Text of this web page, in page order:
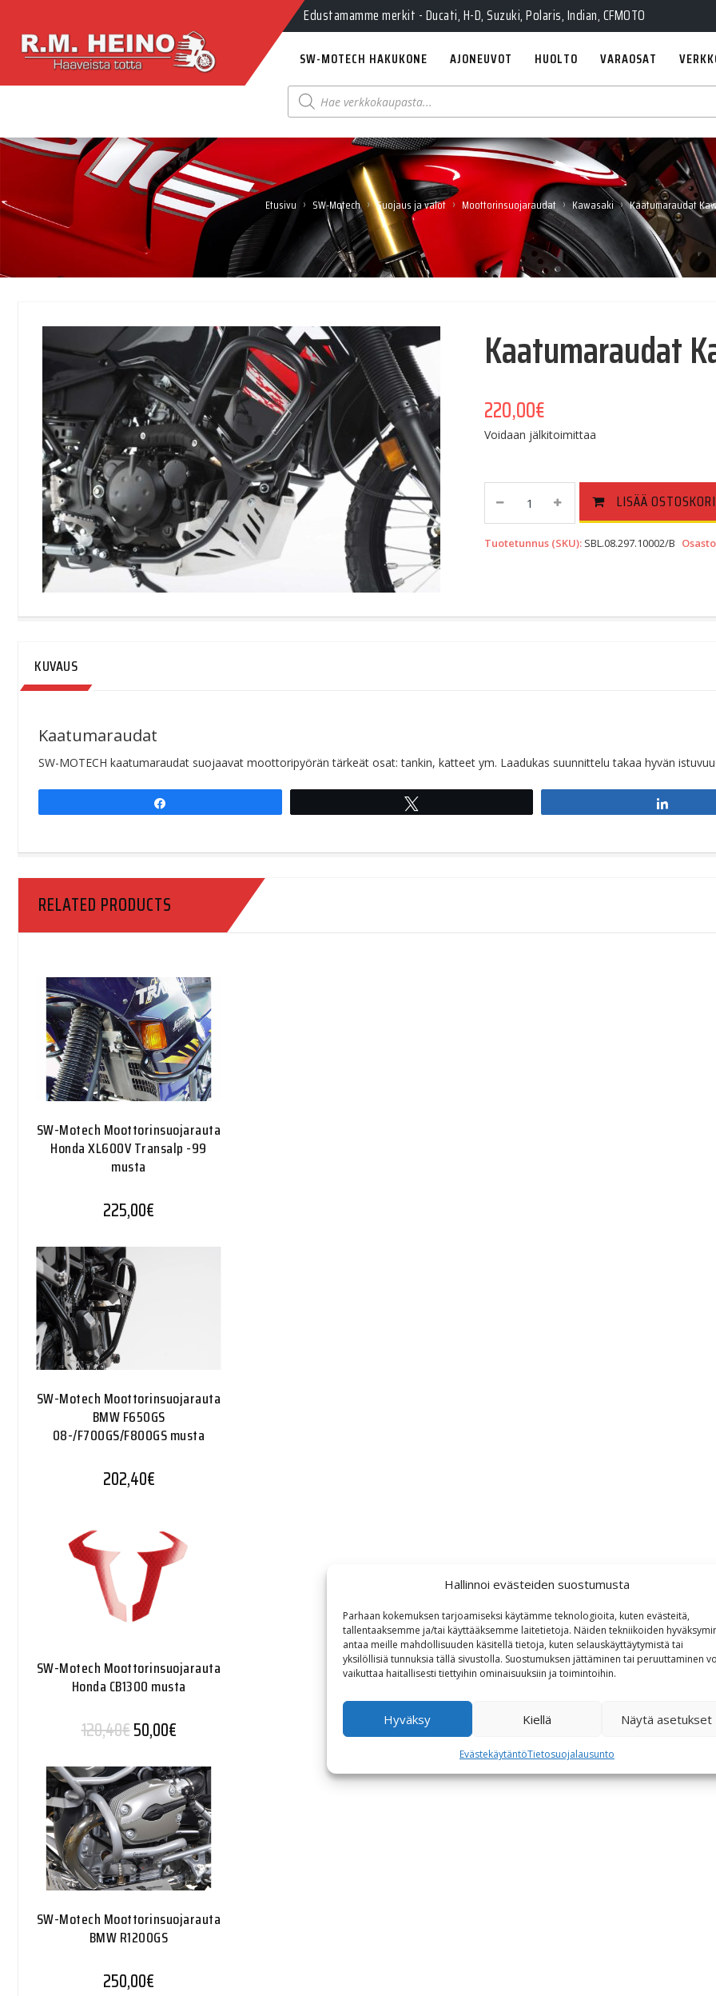
Hallinnoi evästeiden suostumusta
Parhaan kokemuksen tarjoamiseksi käytämme teknologioita, kuten evästeitä,
tallentaaksemme ja/tai käyttääksemme laitetietoja. Näiden tekniikoiden
antaa meille mahdollisuuden käsitellä tietoja, kuten selauskäyttäytymistä tai
yksilöllisiä tunnuksia tällä sivustolla. Suostumuksen jättäminen tai peruuttaminen
vaikuttaa haitallisesti tiettyihin ominaisuuksiin ja toimintoihin.
Hyväksy Kiellä Näytä asetukset
EvästekäytäntöTietosuojalausunto
Edustamamme merkit - Ducati, H-D, Suzuki, Polaris, Indian, CFMOTO
SW-MOTECH HAKUKONE AJONEUVOT HUOLTO VARAOSAT
Products
search
Etusivu › SW-Motech › Suojaus ja valot › Moottorinsuojaraudat › Kawasaki › Kaatumaraudat
Kaatumaraudat
220,00€
Voidaan jälkitoimittaa
Kaatumaraudat
650
LISÄÄ
Tuotetunnus (SKU): SBL.08.297.10002/B
KUVAUS
Kaatumaraudat
SW-MOTECH kaatumaraudat suojaavat moottoripyörän tärkeät osat: tankin, katteet ym. Laadukas suunnittelu takaa hyvän
RELATED PRODUCTS
SW-Motech Moottorinsuojarauta
Honda XL600V Transalp -99
musta
225,00€
SW-Motech Moottorinsuojarauta
BMW F650GS
08-/F700GS/F800GS musta
202,40€
SW-Motech Moottorinsuojarauta
Honda CB1300 musta
120,40€Alkuperäinen hinta oli: 120,40€.
50,00€Nykyinen hinta on: 50,00€.
SW-Motech Moottorinsuojarauta
BMW R1200GS
250,00€